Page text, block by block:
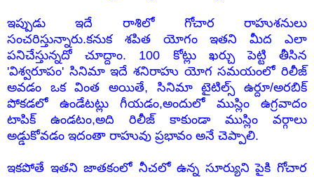
ఇప్పుడు ఇదే రాశిలో గోచార రాహుశనులు
సంచరిస్తున్నారు.కనుక శపిత యోగం ఇతని మీద ఎలా
పనిచేస్తున్నదో చూద్దాం. 100 కోట్లు ఖర్చు పెట్టి తీసిన
'విశ్వరూపం' సినిమా ఇదే శనిరాహు యోగ సమయంలో రిలీజ్
అవడం ఒక వింత అయితే, సినిమా టైటిల్స్ ఉర్దూ/అరబిక్
పోకడలో ఉండేటట్లు గీయడం,అందులో ముస్లిం ఉగ్రవాదం
టాపిక్ ఉండటం,అది రిలీజ్ కాకుండా ముస్లిం వర్గాలు
అడ్డుకోవడం ఇదంతా రాహువు ప్రభావం అనే చెప్పాలి.
ఇకపోతే ఇతని జాతకంలో నీచలో ఉన్న సూర్యుని పైకి గోచార